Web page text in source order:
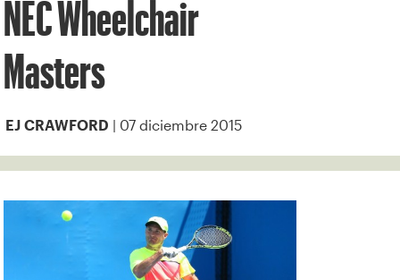
NEC Wheelchair
Masters
EJ CRAWFORD | 07 diciembre 2015